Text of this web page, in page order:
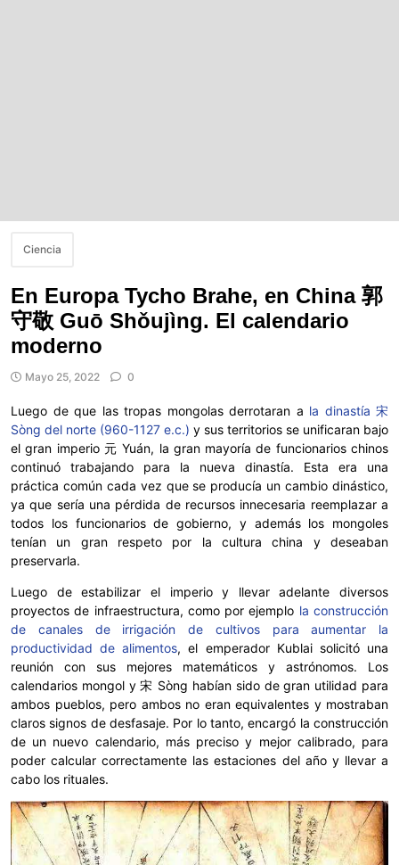
Ciencia
En Europa Tycho Brahe, en China 郭
守敬 Guō Shǒujìng. El calendario
moderno
Mayo 25, 2022 0
Luego de que las tropas mongolas derrotaran a la dinastía 宋
Sòng del norte (960-1127 e.c.) y sus territorios se unificaran bajo
el gran imperio 元 Yuán, la gran mayoría de funcionarios chinos
continuó trabajando para la nueva dinastía. Esta era una
práctica común cada vez que se producía un cambio dinástico,
ya que sería una pérdida de recursos innecesaria reemplazar a
todos los funcionarios de gobierno, y además los mongoles
tenían un gran respeto por la cultura china y deseaban
preservarla.
Luego de estabilizar el imperio y llevar adelante diversos
proyectos de infraestructura, como por ejemplo la construcción
de canales de irrigación de cultivos para aumentar la
productividad de alimentos, el emperador Kublai solicitó una
reunión con sus mejores matemáticos y astrónomos. Los
calendarios mongol y 宋 Sòng habían sido de gran utilidad para
ambos pueblos, pero ambos no eran equivalentes y mostraban
claros signos de desfasaje. Por lo tanto, encargó la construcción
de un nuevo calendario, más preciso y mejor calibrado, para
poder calcular correctamente las estaciones del año y llevar a
cabo los rituales.